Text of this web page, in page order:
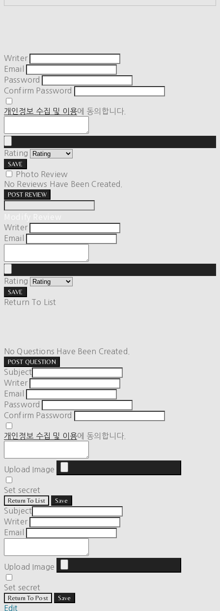
Writer
Email
Password
Confirm Password
개인정보 수집 및 이용에 동의합니다.
Rating
SAVE
Photo Review
No Reviews Have Been Created.
POST REVIEW
Writer
Email
Rating
SAVE
Return To List
No Questions Have Been Created.
POST QUESTION
Subject
Writer
Email
Password
Confirm Password
개인정보 수집 및 이용에 동의합니다.
Upload Image
Set secret
Return To List Save
Subject
Writer
Email
Upload Image
Set secret
Return To Post Save
Edit